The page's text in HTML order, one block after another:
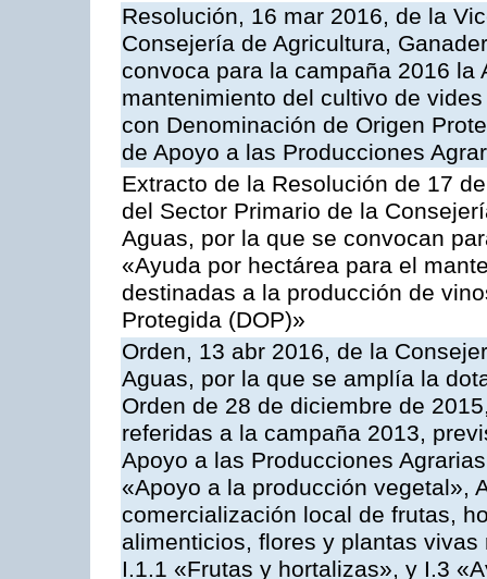
Resolución, 16 mar 2016, de la
Consejería de Agricultura,
convoca para la campaña 2016
mantenimiento del cultivo de
con Denominación de Origen
de Apoyo a las Producciones
Extracto de la Resolución de 17
del Sector Primario de la
Aguas, por la que se convocan
«Ayuda por hectárea para el
destinadas a la producción de
Protegida (DOP)»
Orden, 13 abr 2016, de la
Aguas, por la que se amplía la
Orden de 28 de diciembre de
referidas a la campaña 2013,
Apoyo a las Producciones
«Apoyo a la producción vegetal»,
comercialización local de frutas,
alimenticios, flores y plantas
I.1.1 «Frutas y hortalizas», y I.3